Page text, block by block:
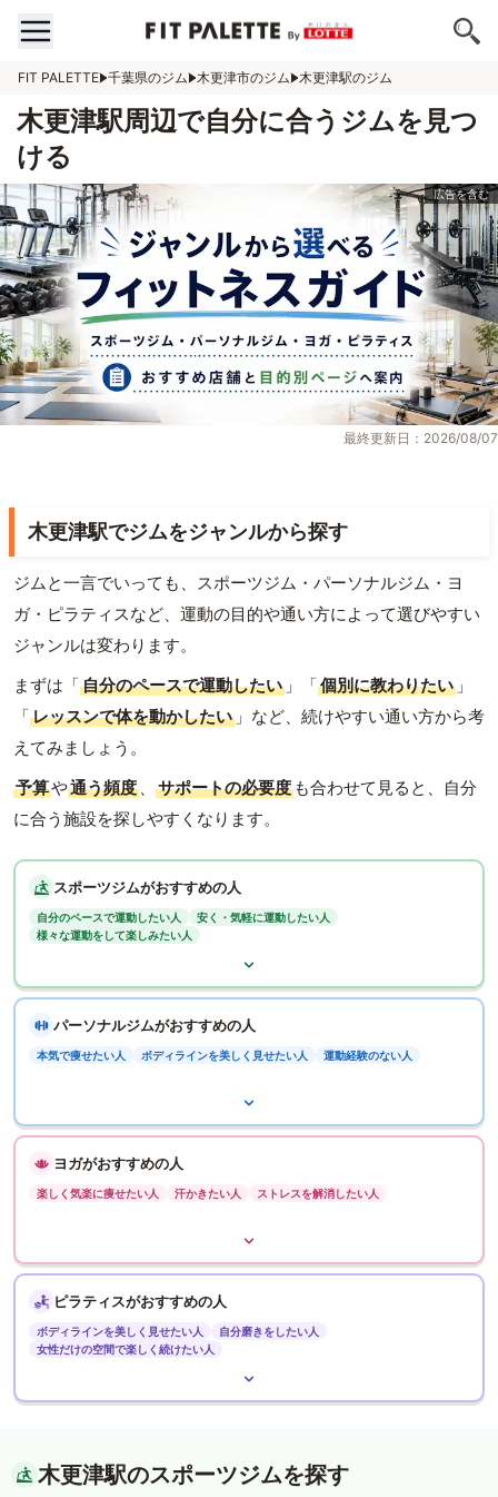
FIT PALETTE 千葉県のジム 木更津市のジム 木更津駅のジム
木更津駅周辺で自分に合うジムを見つ
ける
最終更新日：2026/08/07
木更津駅でジムをジャンルから探す
ジムと一言でいっても、スポーツジム・パーソナルジム・ヨ
ガ・ピラティスなど、運動の目的や通い方によって選びやすい
ジャンルは変わります。
まずは「自分のペースで運動したい 」「個別に教わりたい 」
「レッスンで体を動かしたい 」など、続けやすい通い方から考
えてみましょう。
予算や通う頻度 、 サポートの必要度 も合わせて見ると、自分
に合う施設を探しやすくなります。
スポーツジムがおすすめの人
自分のペースで運動したい人
安く・気軽に運動したい人
様々な運動をして楽しみたい人
パーソナルジムがおすすめの人
本気で痩せたい人 ボディラインを美しく見せたい人 運動経験のない人
ヨガがおすすめの人
楽しく気楽に痩せたい人 汗かきたい人 ストレスを解消したい人
ピラティスがおすすめの人
ボディラインを美しく見せたい人
自分磨きをしたい人
女性だけの空間で楽しく続けたい人
木更津駅のスポーツジムを探す